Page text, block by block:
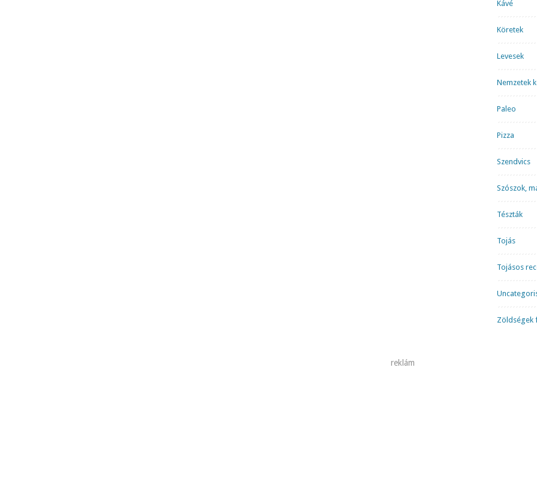
Kávé
Köretek
Levesek
Nemzetek
Paleo
Pizza
Szendvics
Szószok,
Tészták
Tojás
Tojásos
Zöldségek
reklám